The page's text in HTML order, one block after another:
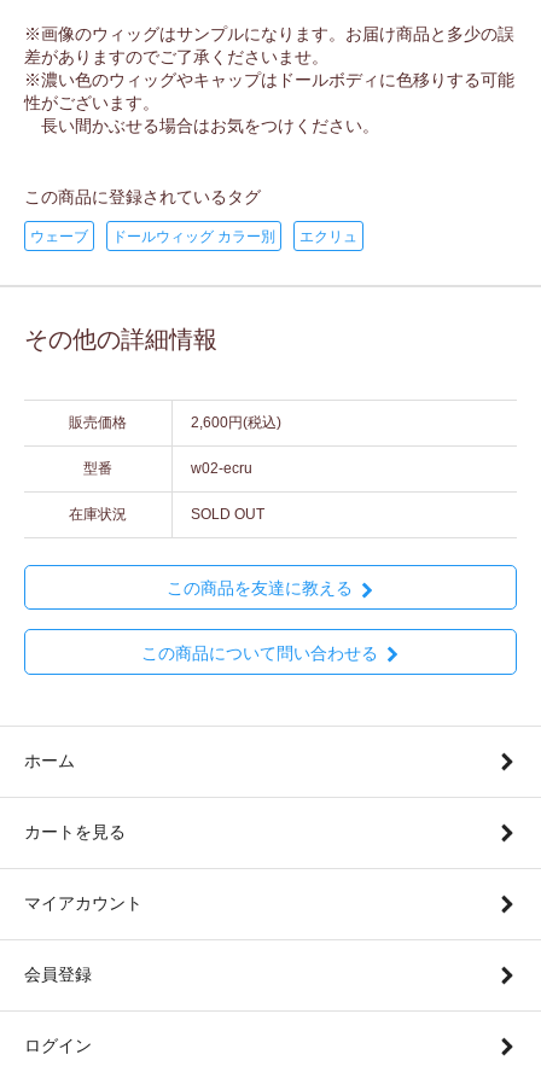
※画像のウィッグはサンプルになります。お届け商品と多少の誤
差がありますのでご了承くださいませ。
※濃い色のウィッグやキャップはドールボディに色移りする可能
性がございます。
長い間かぶせる場合はお気をつけください。
この商品に登録されているタグ
ウェーブ ドールウィッグ カラー別 エクリュ
その他の詳細情報
販売価格 2,600円(税込)
型番 w02-ecru
在庫状況 SOLD OUT
この商品を友達に教える
この商品について問い合わせる
ホーム
カートを見る
マイアカウント
会員登録
ログイン